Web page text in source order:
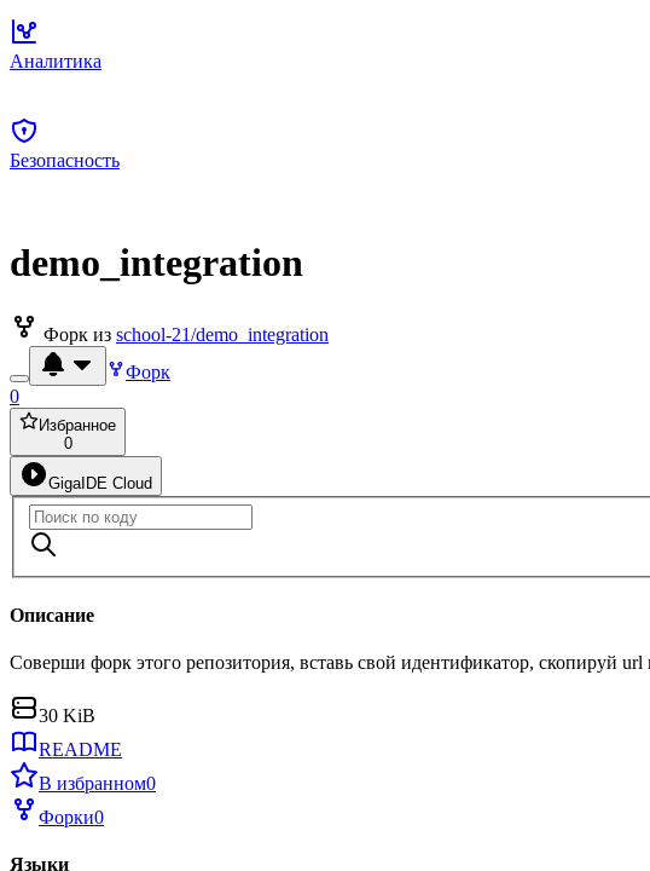
Аналитика
Безопасность
demo_integration
Форк из school-21/demo_integration
Форк
0
Избранное
0
GigaIDE Cloud
Описание
Соверши форк этого репозитория, вставь свой идентификатор,
30 KiB
README
В избранном0
Форки0
Языки